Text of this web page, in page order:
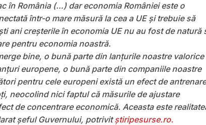
în România (…) dar economia României este o
într-o mare măsură la cea a UE și trebuie să
ani creșterile în economia UE nu au fost de natură
pentru economia noastră.
bine, o bună parte din lanțurile noastre valorice
europene, o bună parte din companiile noastre
pentru cele europeni există un efect de
neocolind nici faptul că măsurile de ajustare
de concentrare economică. Aceasta este
șeful Guvernului, potrivitștiripesurse.ro.